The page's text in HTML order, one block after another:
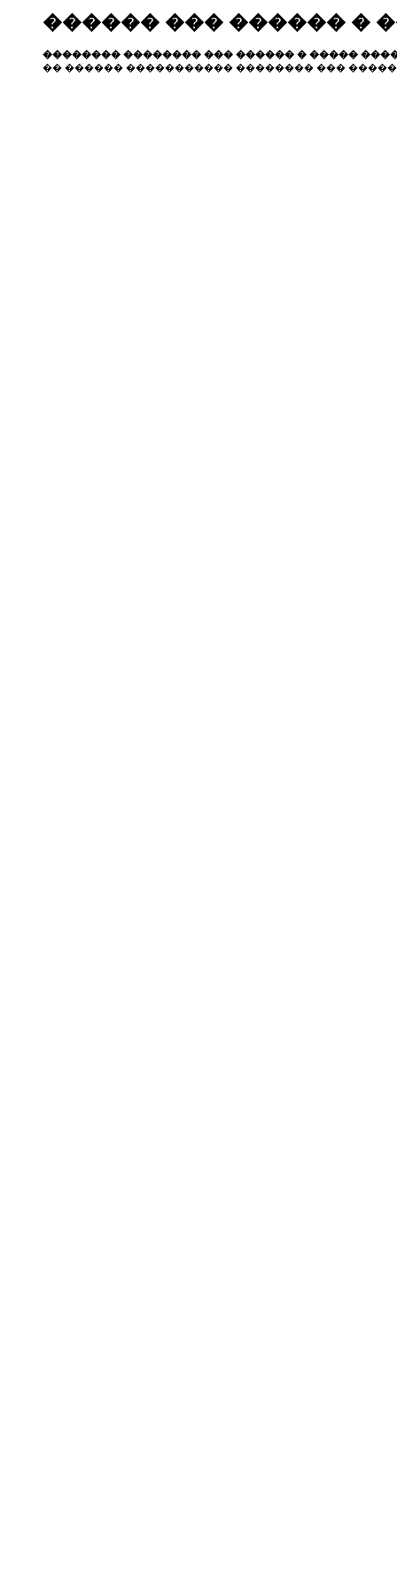
������ ��� ������ �
�������� �������� ��� ������ � �����
�� ������ ����������� �������� ���